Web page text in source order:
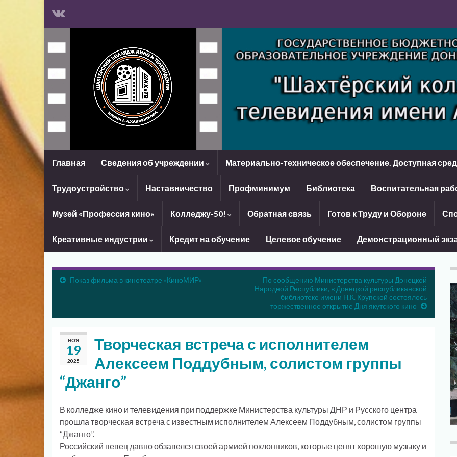
Главная Сведения об учреждении Материально-техническое обеспечение. Доступная
Трудоустройство Наставничество Профминимум Библиотека Воспитательная
Музей «Профессия кино» Колледжу-50! Обратная связь Готов к Труду и Обороне
Креативные индустрии Кредит на обучение Целевое обучение Демонстрационный
Показ фильма в кинотеатре «КиноМИР»
По сообщению Министерства культуры Донецкой
Народной Республики, в Донецкой республиканской
библиотеке имени Н.К. Крупской состоялось
торжественное открытие Дня якутского кино
НОЯ
19
2025
Творческая встреча с исполнителем
Алексеем Поддубным, солистом группы
“Джанго”
В колледже кино и телевидения при поддержке Министерства культуры ДНР и Русского центра
прошла творческая встреча с известным исполнителем Алексеем Поддубным, солистом группы
“Джанго”.
Российский певец давно обзавелся своей армией поклонников, которые ценят хорошую музыку и